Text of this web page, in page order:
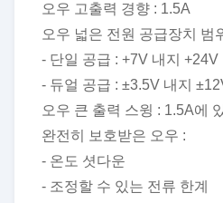
오우 고출력 경향 : 1.5A
오우 넓은 전원 공급장치 범
- 단일 공급 : +7V 내지 +24V
- 듀얼 공급 : ±3.5V 내지
오우 큰 출력 스윙 : 1.5A에
완전히 보호받은 오우 :
- 온도 셧다운
- 조정할 수 있는 전류 한계